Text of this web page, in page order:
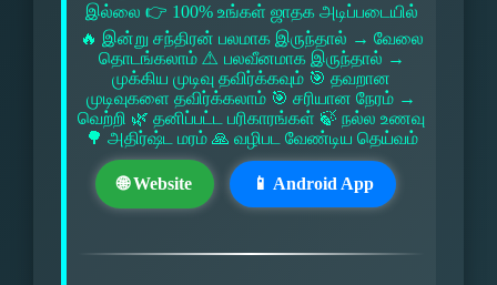
இல்லை 👉 100% உங்கள் ஜாதக அடிப்படையில்
🔥 இன்று சந்திரன் பலமாக இருந்தால் → வேலை
தொடங்கலாம் ⚠ பலவீனமாக இருந்தால் →
முக்கிய முடிவு தவிர்க்கவும் 🎯 தவறான
முடிவுகளை தவிர்க்கலாம் 🎯 சரியான நேரம் →
வெற்றி 🌿 தனிப்பட்ட பரிகாரங்கள் 🍃 நல்ல உணவு
🌳 அதிர்ஷ்ட மரம் 🙏 வழிபட வேண்டிய தெய்வம்
🌐 Website 📱 Android App